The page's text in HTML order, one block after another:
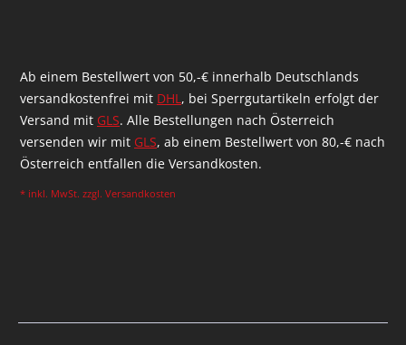
Ab einem Bestellwert von 50,-€ innerhalb Deutschlands
versandkostenfrei mit DHL, bei Sperrgutartikeln erfolgt der
Versand mit GLS. Alle Bestellungen nach Österreich
versenden wir mit GLS, ab einem Bestellwert von 80,-€ nach
Österreich entfallen die Versandkosten.
* inkl. MwSt. zzgl. Versandkosten